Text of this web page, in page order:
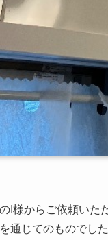
I様からご依頼いた
通じてのものでし